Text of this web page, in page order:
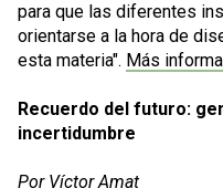
para que las diferentes
orientarse a la hora de
esta materia". Más
Recuerdo del futuro:
incertidumbre
Por Víctor Amat